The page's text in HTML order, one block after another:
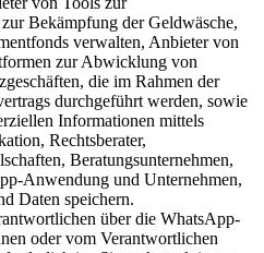
Bekämpfung der Geldwäsche,
verwalten, Anbieter von
zur Abwicklung von
die im Rahmen der
durchgeführt werden, sowie
Informationen mittels
Rechtsberater,
Beratungsunternehmen,
Anwendung und Unternehmen,
Daten speichern.
über die WhatsApp-
oder vom Verantwortlichen